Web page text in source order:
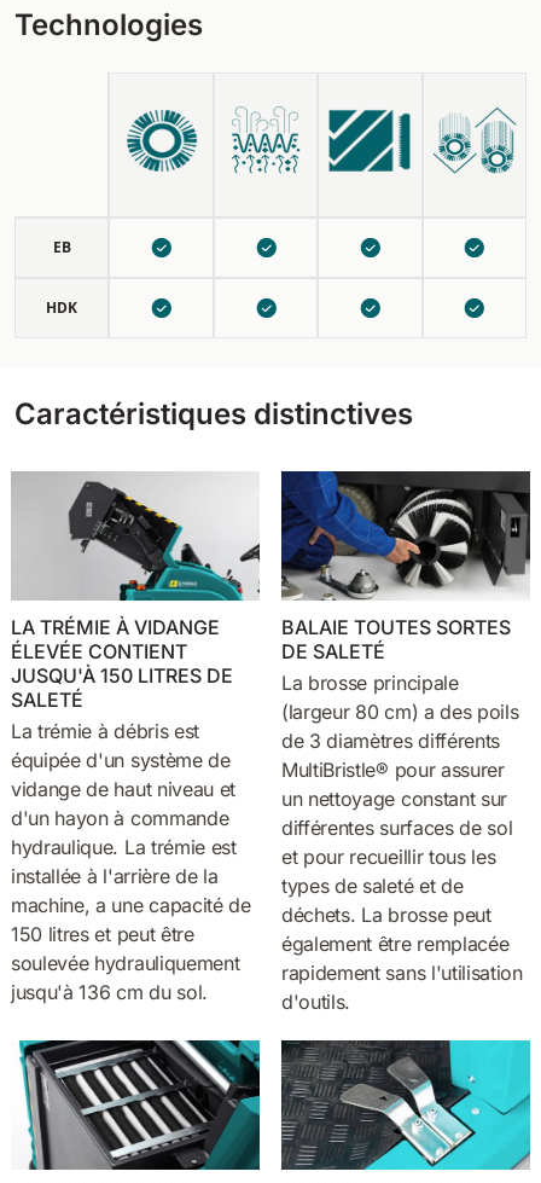
Technologies
EB
HDK
Caractéristiques distinctives
LA TRÉMIE À VIDANGE
ÉLEVÉE CONTIENT
JUSQU'À 150 LITRES DE
SALETÉ
La trémie à débris est
équipée d'un système de
vidange de haut niveau et
d'un hayon à commande
hydraulique. La trémie est
installée à l'arrière de la
machine, a une capacité de
150 litres et peut être
soulevée hydrauliquement
jusqu'à 136 cm du sol.
BALAIE TOUTES SORTES
DE SALETÉ
La brosse principale
(largeur 80 cm) a des poils
de 3 diamètres différents
MultiBristle® pour assurer
un nettoyage constant sur
différentes surfaces de sol
et pour recueillir tous les
types de saleté et de
déchets. La brosse peut
également être remplacée
rapidement sans l'utilisation
d'outils.